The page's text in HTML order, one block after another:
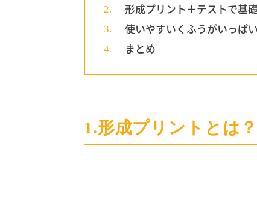
形成プリント＋テストで基
使いやすいくふうがいっぱ
まとめ
1.形成プリントとは？